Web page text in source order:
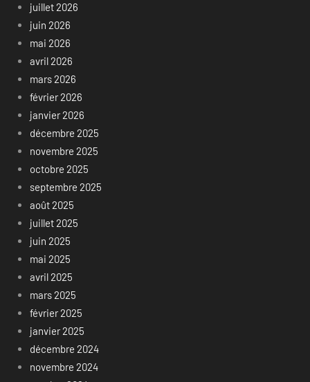
juillet 2026
juin 2026
mai 2026
avril 2026
mars 2026
février 2026
janvier 2026
décembre 2025
novembre 2025
octobre 2025
septembre 2025
août 2025
juillet 2025
juin 2025
mai 2025
avril 2025
mars 2025
février 2025
janvier 2025
décembre 2024
novembre 2024